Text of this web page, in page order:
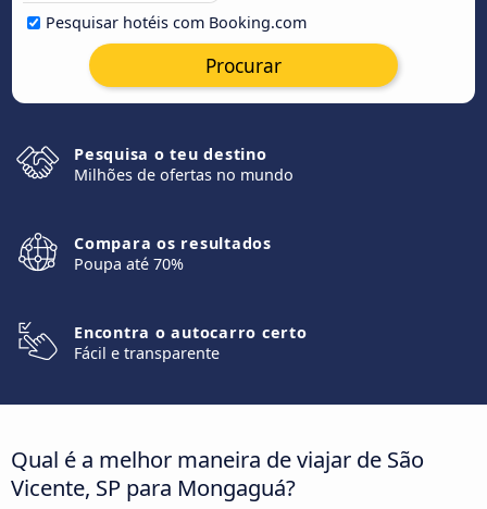
Pesquisar hotéis com Booking.com
Procurar
Pesquisa o teu destino
Milhões de ofertas no mundo
Compara os resultados
Poupa até 70%
Encontra o autocarro certo
Fácil e transparente
Qual é a melhor maneira de viajar de São
Vicente, SP para Mongaguá?